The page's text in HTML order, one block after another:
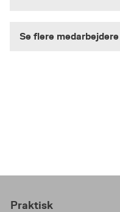
Se flere medarbejdere
Praktisk